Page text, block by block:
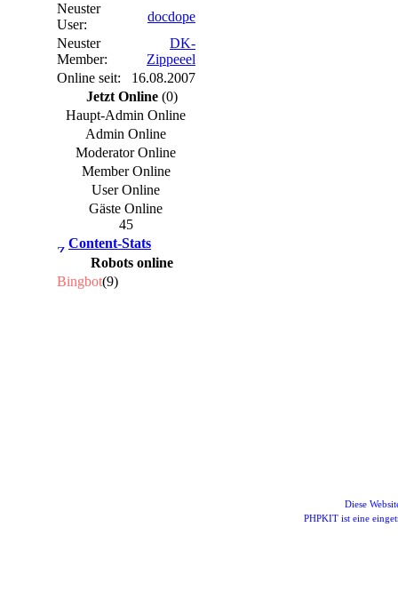
Neuster
User:
docdope
Neuster
Member:
DK-
Zippeeel
Online seit:
16.08.2007
Jetzt Online (0)
Haupt-Admin Online
Admin Online
Moderator Online
Member Online
User Online
Gäste Online
45
Content-Stats
Robots online
Bingbot(9)
Diese
PHPKIT ist eine